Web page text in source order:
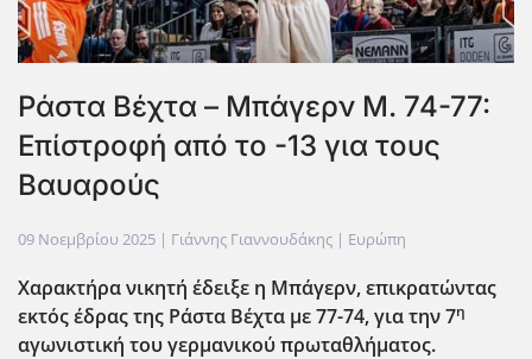
Ράστα Βέχτα – Μπάγερν Μ. 74-77:
Επίστροφή από το -13 για τους
Βαυαρούς
09 Νοεμβρίου 2025 | Γιάννης Γιαννουδάκης | Ευρώπη
Χαρακτήρα νικητή έδειξε η Μπάγερν, επικρατώντας
εκτός έδρας της Ράστα Βέχτα με 77-74, για την 7η
αγωνιστική του γερμανικού πρωταθλήματος.